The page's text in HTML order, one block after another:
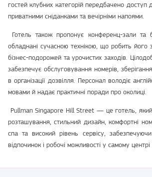
гостей клубних категорій передбачено доступ
приватними сніданками та вечірніми напоями.
Готель також пропонує конференц-зали та
обладнані сучасною технікою, що робить
бізнес-подорожей та урочистих заходів.
забезпечує обслуговування номерів,
в організації дозвілля. Персонал володіє
мовами й надає практичні поради про околиці.
Pullman Singapore Hill Street — це готель,
розташування, стильний дизайн, комфортні
спа та високий рівень сервісу,
відпочинок і робочі можливості у самому центрі